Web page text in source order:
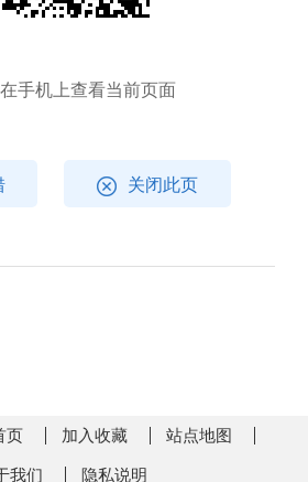
手机上查看当前页面
关闭此页
页 加入收藏 站点地图
我们 隐私说明